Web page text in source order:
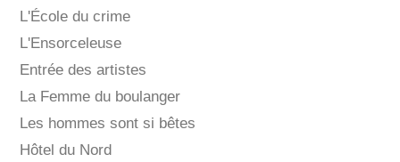
L'École du crime
L'Ensorceleuse
Entrée des artistes
La Femme du boulanger
Les hommes sont si bêtes
Hôtel du Nord